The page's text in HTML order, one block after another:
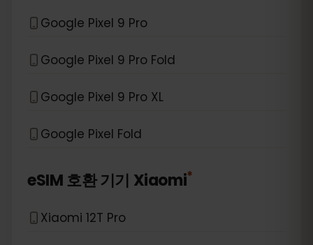
Google Pixel 9 Pro
Google Pixel 9 Pro Fold
Google Pixel 9 Pro XL
Google Pixel Fold
eSIM 호환 기기 Xiaomi*
Xiaomi 12T Pro